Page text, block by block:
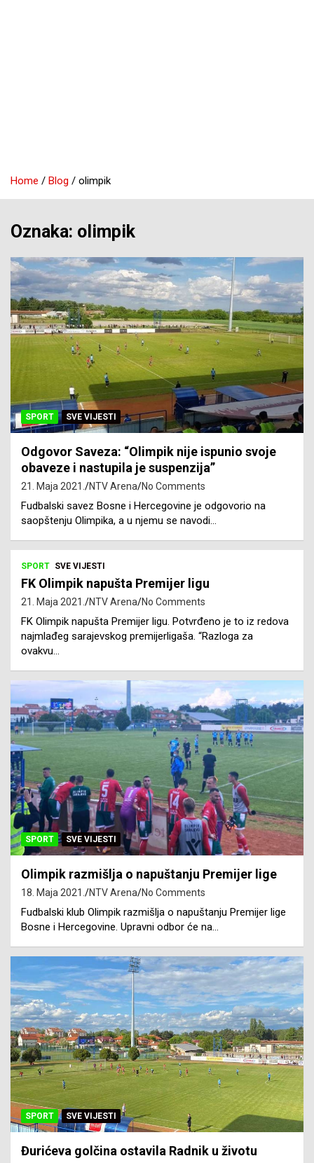
Home Blog olimpik
Oznaka: olimpik
SPORT SVE VIJESTI
Odgovor Saveza: “Olimpik nije ispunio svoje
obaveze i nastupila je suspenzija”
21. Maja 2021. NTV Arena No Comments
Fudbalski savez Bosne i Hercegovine je odgovorio na
saopštenju Olimpika, a u njemu se navodi…
SPORT SVE VIJESTI
FK Olimpik napušta Premijer ligu
21. Maja 2021. NTV Arena No Comments
FK Olimpik napušta Premijer ligu. Potvrđeno je to iz redova
najmlađeg sarajevskog premijerligaša. “Razloga za
ovakvu…
SPORT SVE VIJESTI
Olimpik razmišlja o napuštanju Premijer lige
18. Maja 2021. NTV Arena No Comments
Fudbalski klub Olimpik razmišlja o napuštanju Premijer lige
Bosne i Hercegovine. Upravni odbor će na…
SPORT SVE VIJESTI
Đurićeva golčina ostavila Radnik u životu